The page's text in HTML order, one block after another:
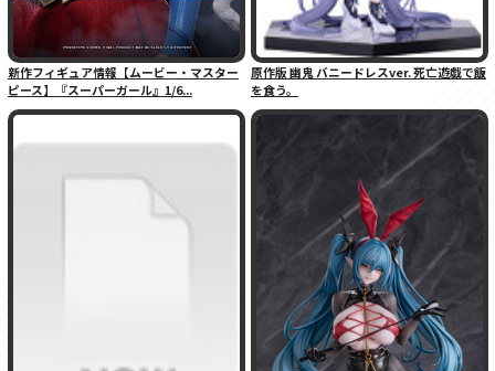
新作フィギュア情報【ムービー・マスター
ピース】『スーパーガール』1/6...
原作版 幽鬼 バニードレスver. 死亡遊戯で飯
を食う。